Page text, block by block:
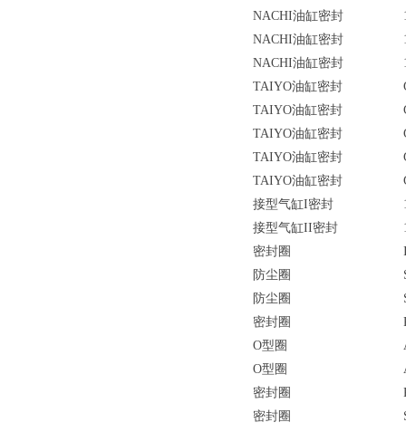
NACHI油缸密封
NACHI油缸密封
NACHI油缸密封
TAIYO油缸密封
TAIYO油缸密封
TAIYO油缸密封
TAIYO油缸密封
TAIYO油缸密封
接型气缸I密封
接型气缸II密封
密封圈
防尘圈
防尘圈
密封圈
O型圈
O型圈
密封圈
密封圈